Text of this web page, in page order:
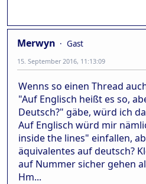
Merwyn
Gast
15. September 2016, 11:13:09
Wenns so einen Thread
"Auf Englisch heißt es so,
Deutsch?" gäbe, würd ich
Auf Englisch würd mir
inside the lines" einfallen,
äquivalentes auf deutsch?
auf Nummer sicher gehen
Hm...